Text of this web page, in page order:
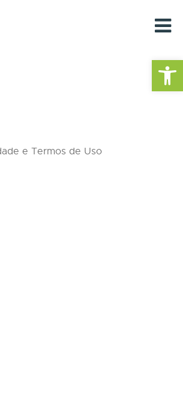
Barra de
e Termos de Uso